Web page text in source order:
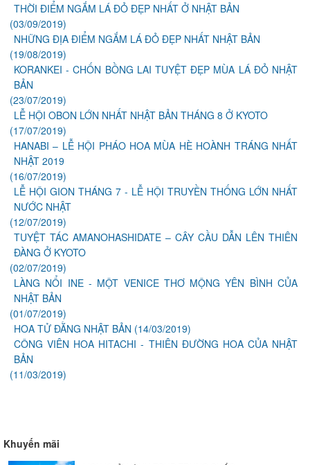
THỜI ĐIỂM NGẮM LÁ ĐỎ ĐẸP NHẤT Ở NHẬT BẢN
(03/09/2019)
NHỮNG ĐỊA ĐIỂM NGẮM LÁ ĐỎ ĐẸP NHẤT NHẬT BẢN
(19/08/2019)
KORANKEI - CHỐN BỒNG LAI TUYỆT ĐẸP MÙA LÁ ĐỎ NHẬT
BẢN
(23/07/2019)
LỄ HỘI OBON LỚN NHẤT NHẬT BẢN THÁNG 8 Ở KYOTO
(17/07/2019)
HANABI – LỄ HỘI PHÁO HOA MÙA HÈ HOÀNH TRÁNG NHẤT
NHẬT 2019
(16/07/2019)
LỄ HỘI GION THÁNG 7 - LỄ HỘI TRUYỀN THỐNG LỚN NHẤT
NƯỚC NHẬT
(12/07/2019)
TUYỆT TÁC AMANOHASHIDATE – CÂY CẦU DẪN LÊN THIÊN
ĐÀNG Ở KYOTO
(02/07/2019)
LÀNG NỔI INE - MỘT VENICE THƠ MỘNG YÊN BÌNH CỦA
NHẬT BẢN
(01/07/2019)
HOA TỬ ĐẰNG NHẬT BẢN (14/03/2019)
CÔNG VIÊN HOA HITACHI - THIÊN ĐƯỜNG HOA CỦA NHẬT
BẢN
(11/03/2019)
Khuyến mãi